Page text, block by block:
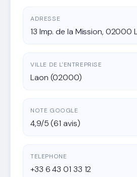
ADRESSE
13 Imp. de la Mission, 02000
VILLE DE L'ENTREPRISE
Laon (02000)
NOTE GOOGLE
4,9/5 (61 avis)
TELEPHONE
+33 6 43 01 33 12